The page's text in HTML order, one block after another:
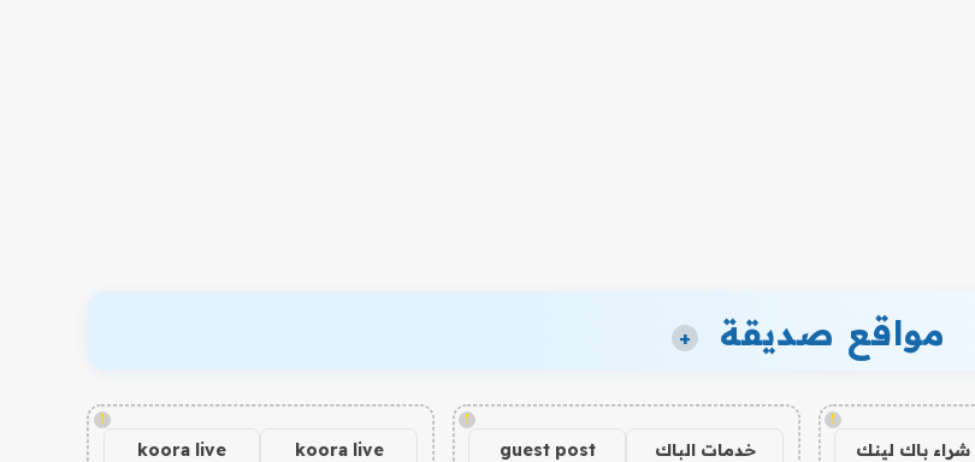
مواقع صديقة +
!
شراء باك لينك
!
خدمات الباك
guest post
!
koora live
koora live